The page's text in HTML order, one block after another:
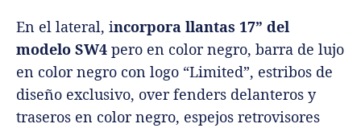
En el lateral, incorpora llantas 17” del
modelo SW4 pero en color negro, barra de lujo
en color negro con logo “Limited”, estribos de
diseño exclusivo, over fenders delanteros y
traseros en color negro, espejos retrovisores